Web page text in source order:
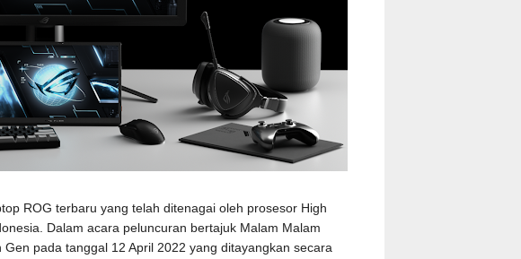
ROG terbaru yang telah ditenagai oleh prosesor High
Dalam acara peluncuran bertajuk Malam Malam
pada tanggal 12 April 2022 yang ditayangkan secara